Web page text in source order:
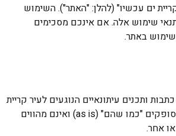
ים עכשיו" (להלן: "האתר"). השימוש
שימוש אלה. אם אינכם מסכימים
באתר.
ותכנים עיתונאיים הנוגעים לעיר קריית
ים והסביבה. התכנים מסופקים "כמו שהם" (as is) ואינם מהווים
אחר.